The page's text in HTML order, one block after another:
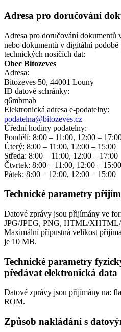
Adresa pro doručování
Adresa pro doručování dokumentů
nebo dokumentů v digitální podobě
technických nosičích dat:
Obec Bitozeves
Adresa:
Bitozeves 50, 44001 Louny
ID datové schránky:
q6mbmab
Elektronická adresa e‑podatelny:
podatelna@bitozeves.cz
Úřední hodiny podatelny:
Pondělí: 8:00 – 11:00, 12:00 –
Úterý: 8:00 – 11:00, 12:00 – 15:00
Středa: 8:00 – 11:00, 12:00 – 17:00
Čtvrtek: 8:00 – 11:00, 12:00 – 15:00
Pátek: 8:00 – 12:00, 12:00 – 15:00
Technické parametry
Datové zprávy jsou přijímány ve
JPG/JPEG, PNG, HTML/
Maximální přípustná velikost
je 10 MB.
Technické parametry
předávat elektronická data
Datové zprávy jsou přijímány na:
ROM.
Způsob nakládání s